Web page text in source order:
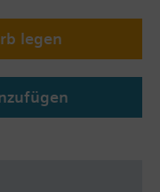
legen